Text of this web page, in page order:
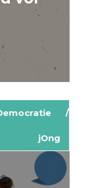
jOng